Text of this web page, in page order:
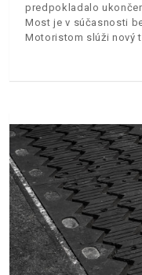
predpokladalo
Most je v súčasnosti
Motoristom slúži nový